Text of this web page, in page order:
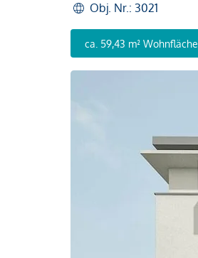
Obj. Nr.: 3021
ca. 59,43 m² Wohnfläche